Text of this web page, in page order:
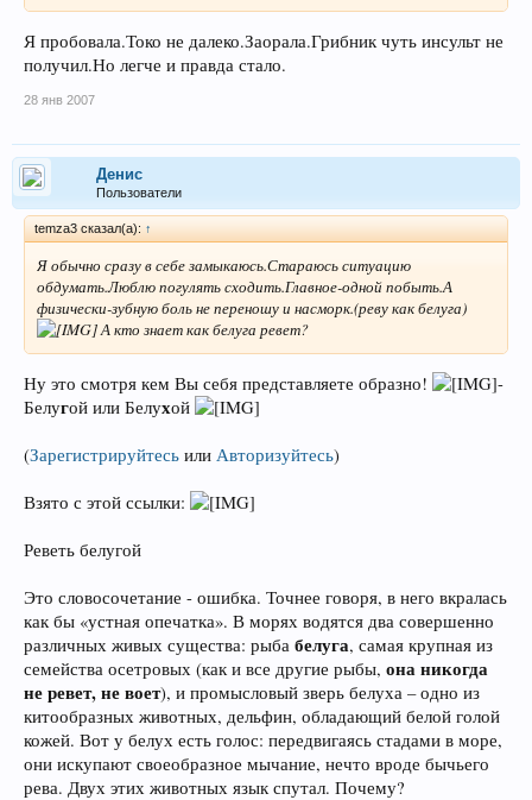
Я пробовала.Токо не далеко.Заорала.Грибник чуть инсульт не
получил.Но легче и правда стало.
28 янв 2007
Денис
Пользователи
temza3 сказал(а): ↑
Я обычно сразу в себе замыкаюсь.Стараюсь ситуацию
обдумать.Люблю погулять сходить.Главное-одной побыть.А
физически-зубную боль не переношу и насморк.(реву как белуга)
А кто знает как белуга ревет?
Ну это смотря кем Вы себя представляете образно!
-
Белугой или Белухой
(Зарегистрируйтесь или Авторизуйтесь)
Взято с этой ссылки:
Реветь белугой
Это словосочетание - ошибка. Точнее говоря, в него вкралась
как бы «устная опечатка». В морях водятся два совершенно
различных живых существа: рыба белуга, самая крупная из
семейства осетровых (как и все другие рыбы, она никогда
не ревет, не воет), и промысловый зверь белуха – одно из
китообразных животных, дельфин, обладающий белой голой
кожей. Вот у белух есть голос: передвигаясь стадами в море,
они искупают своеобразное мычание, нечто вроде бычьего
рева. Двух этих животных язык спутал. Почему?